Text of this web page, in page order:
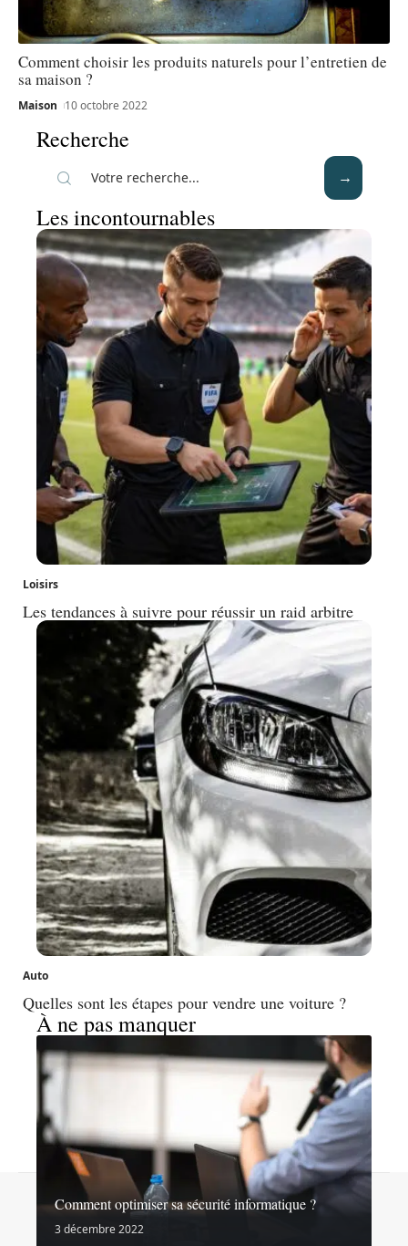
Comment choisir les produits naturels pour l’entretien de
sa maison ?
Maison 10 octobre 2022
Recherche
Les incontournables
Loisirs
Les tendances à suivre pour réussir un raid arbitre
Auto
Quelles sont les étapes pour vendre une voiture ?
À ne pas manquer
Comment optimiser sa sécurité informatique ?
3 décembre 2022© 2026 | noslibertes.org
Mentions légales Sitemap